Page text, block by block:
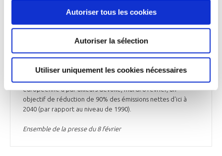
Autoriser tous les cookies
Autoriser la sélection
Utiliser uniquement les cookies nécessaires
européen Copernicus. Entre février 2023 et janvier 2024, soit
surface du monde a été de 1,52 °C supérieure à la période
1850-1900. « Il s'agit d'un avertissement brutal sur l'urgence
climatique », explique Brian Hoskins, directeur de l'Institut
Grantham sur le changement climatique de l'Imperial
européenne a par ailleurs dévoilé, mardi 6 février, un
objectif de réduction de 90% des émissions nettes d'ici à
2040 (par rapport au niveau de 1990).
Ensemble de la presse du 8 février